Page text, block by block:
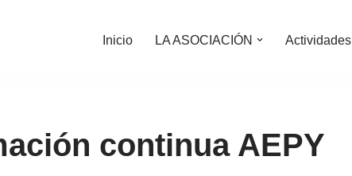
Inicio LA ASOCIACIÓN Actividades
continua AEPY